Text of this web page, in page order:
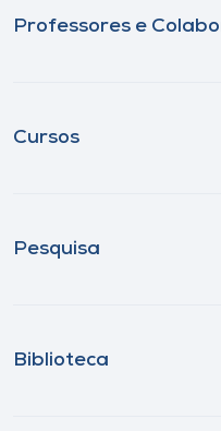
Professores e
Cursos
Pesquisa
Biblioteca